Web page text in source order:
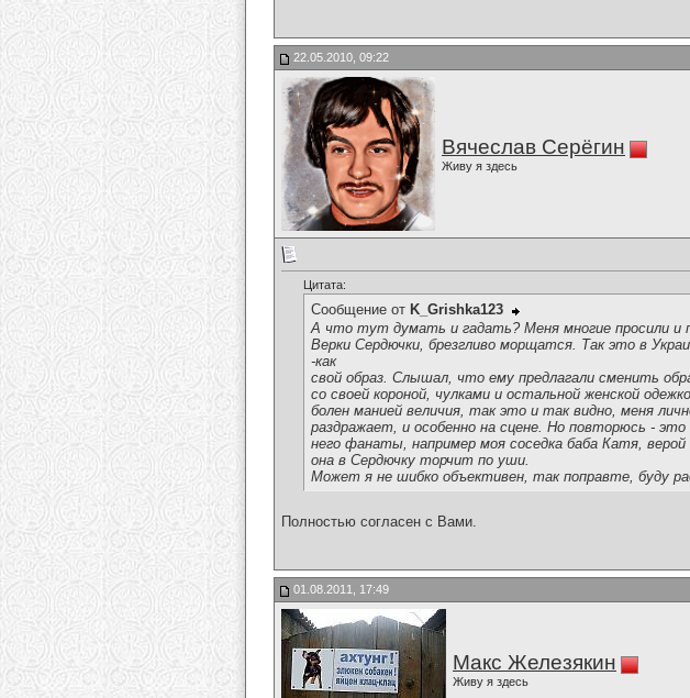
22.05.2010, 09:22
Вячеслав Серёгин
Живу я здесь
Цитата:
Сообщение от K_Grishka123
А что тут думать и гадать? Меня многие просили и
Верки Сердючки, брезгливо морщатся. Так это в
-как
свой образ. Слышал, что ему предлагали сменить
со своей короной, чулками и остальной женской
болен манией величия, так это и так видно, меня
раздражает, и особенно на сцене. Но повторюсь -
него фанаты, например моя соседка баба Катя, верой
она в Сердючку торчит по уши.
Может я не шибко объективен, так поправте, буду
Полностью согласен с Вами.
01.08.2011, 17:49
Макс Железякин
Живу я здесь